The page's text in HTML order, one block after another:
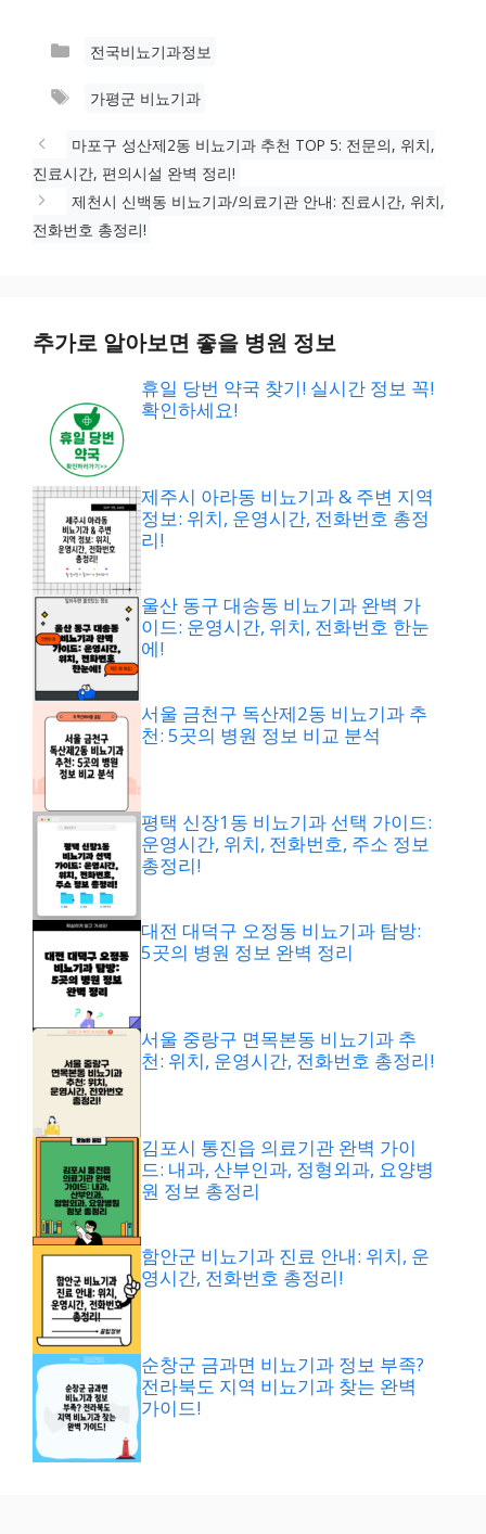
카
고
전국비뇨기과정보
태
가평군 비뇨기과
마포구 성산제2동 비뇨기과 추천 TOP 5: 전문의, 위치,
진료시간, 편의시설 완벽 정리!
제천시 신백동 비뇨기과/의료기관 안내: 진료시간, 위치,
전화번호 총정리!
추가로 알아보면 좋을 병원 정보
휴일 당번 약국 찾기! 실시간 정보 꼭!
확인하세요!
제주시 아라동 비뇨기과 & 주변 지역
정보: 위치, 운영시간, 전화번호 총정
리!
울산 동구 대송동 비뇨기과 완벽 가
이드: 운영시간, 위치, 전화번호 한눈
에!
서울 금천구 독산제2동 비뇨기과 추
천: 5곳의 병원 정보 비교 분석
평택 신장1동 비뇨기과 선택 가이드:
운영시간, 위치, 전화번호, 주소 정보
총정리!
대전 대덕구 오정동 비뇨기과 탐방:
5곳의 병원 정보 완벽 정리
서울 중랑구 면목본동 비뇨기과 추
천: 위치, 운영시간, 전화번호 총정리!
김포시 통진읍 의료기관 완벽 가이
드: 내과, 산부인과, 정형외과, 요양병
원 정보 총정리
함안군 비뇨기과 진료 안내: 위치, 운
영시간, 전화번호 총정리!
순창군 금과면 비뇨기과 정보 부족?
전라북도 지역 비뇨기과 찾는 완벽
가이드!